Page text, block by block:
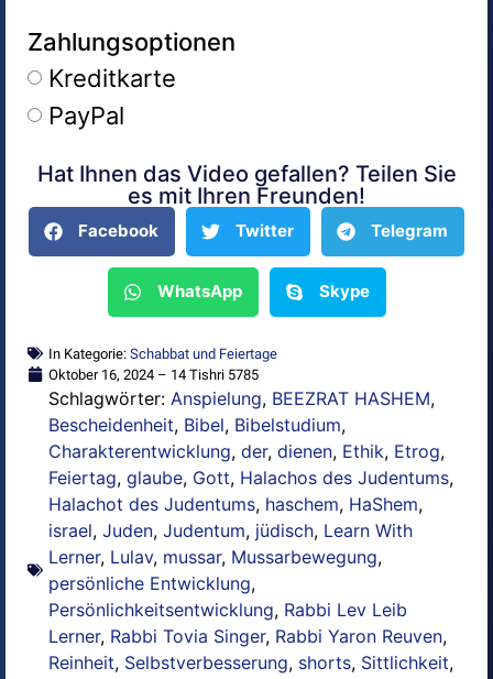
Zahlungsoptionen
Kreditkarte
PayPal
Alternative:
Hat Ihnen das Video gefallen? Teilen Sie
es mit Ihren Freunden!
Facebook Twitter Telegram
WhatsApp Skype
In Kategorie: Schabbat und Feiertage
Oktober 16, 2024 – 14 Tishri 5785
Schlagwörter: Anspielung, BEEZRAT HASHEM,
Bescheidenheit, Bibel, Bibelstudium,
Charakterentwicklung, der, dienen, Ethik, Etrog,
Feiertag, glaube, Gott, Halachos des Judentums,
Halachot des Judentums, haschem, HaShem,
israel, Juden, Judentum, jüdisch, Learn With
Lerner, Lulav, mussar, Mussarbewegung,
persönliche Entwicklung,
Persönlichkeitsentwicklung, Rabbi Lev Leib
Lerner, Rabbi Tovia Singer, Rabbi Yaron Reuven,
Reinheit, Selbstverbesserung, shorts, Sittlichkeit,